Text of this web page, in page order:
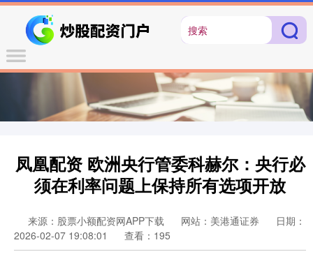
凤凰配资 欧洲央行管委科赫尔：央行必
须在利率问题上保持所有选项开放
来源：股票小额配资网APP下载 网站：美港通证券
日期：
2026-02-07 19:08:01
查看：195